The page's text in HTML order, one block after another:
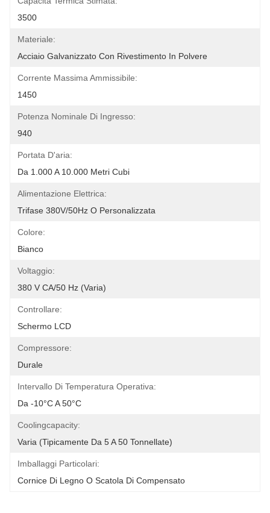
3500
Materiale:
Acciaio Galvanizzato Con Rivestimento In Polvere
Corrente Massima Ammissibile:
1450
Potenza Nominale Di Ingresso:
940
Portata D'aria:
Da 1.000 A 10.000 Metri Cubi
Alimentazione Elettrica:
Trifase 380V/50Hz O Personalizzata
Colore:
Bianco
Voltaggio:
380 V CA/50 Hz (varia)
Controllare:
Schermo LCD
Compressore:
Durale
Intervallo Di Temperatura Operativa:
Da -10°C A 50°C
Coolingcapacity:
Varia (tipicamente Da 5 A 50 Tonnellate)
Imballaggi Particolari:
Cornice Di Legno O Scatola Di Compensato